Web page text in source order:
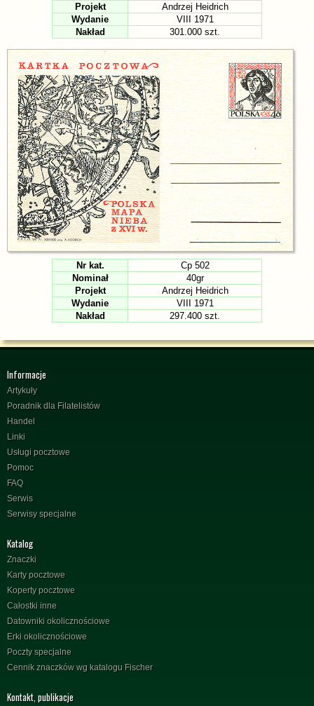
Projekt
Andrzej Heidrich
Wydanie
VIII 1971
Nakład
301.000 szt.
Nr kat.
Cp 502
Nominał
40gr
Projekt
Andrzej Heidrich
Wydanie
VIII 1971
Nakład
297.400 szt.
Informacje
Artykuły
Poradnik dla Filatelistów
Handel
Linki
Usługi pocztowe
Pomoc
FAQ
Serwis
Serwisy specjalne
Katalog
Znaczki
Karty pocztowe
Koperty pocztowe
Całostki inne
Datowniki okolicznościowe
Erki okolicznościowe
Poczty specjalne
Cennik znaczków wg katalogu Fischer
Kontakt, publikacje